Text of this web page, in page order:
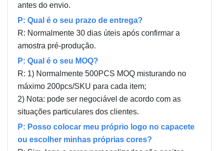
antes do envio.
P: Qual é o seu prazo de entrega?
R: Normalmente 30 dias úteis após confirmar a
amostra pré-produção.
P: Qual é o seu MOQ?
R: 1) Normalmente 500PCS MOQ misturando no
máximo 200pcs/SKU para cada item;
2) Nota: pode ser negociável de acordo com as
situações particulares dos clientes.
P: Posso colocar meu próprio logo no capacete
ou escolher minhas próprias cores?